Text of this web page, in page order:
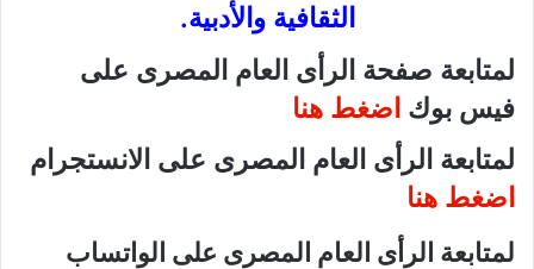
الثقافية والأدبية.
لمتابعة صفحة الرأى العام المصرى على
فيس بوك اضغط هنا
لمتابعة الرأى العام المصرى على الانستجرام
اضغط هنا
لمتابعة الرأى العام المصرى على الواتساب